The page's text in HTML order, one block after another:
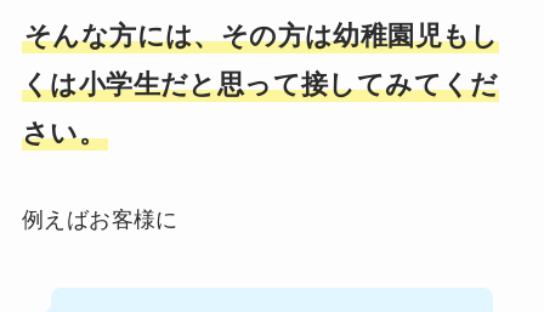
そんな方には、その方は幼稚園児もし
くは小学生だと思って接してみてくだ
さい。
例えばお客様に